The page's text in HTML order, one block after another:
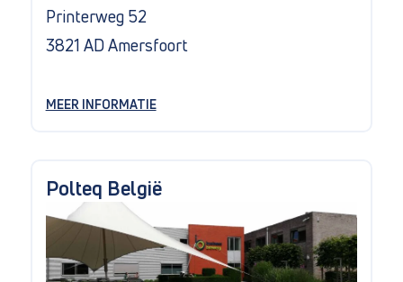
Printerweg 52
3821 AD Amersfoort
MEER INFORMATIE
Polteq België